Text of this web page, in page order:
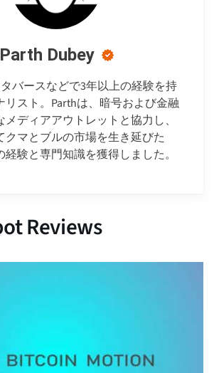
Parth Dubey
タバースなどで3年以上の経験を持
リスト。Parthは、暗号および金融
ディアアウトレットと協力し、
クマとブルの市場を生き延びた
験と専門知識を獲得しました。
Reviews